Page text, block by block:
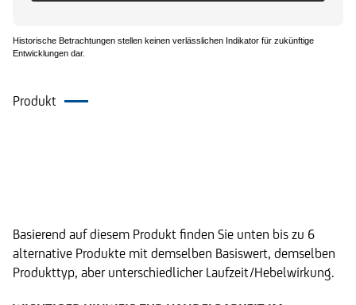
Historische Betrachtungen stellen keinen verlässlichen Indikator für zukünftige
Entwicklungen dar.
Produkt
Basierend auf diesem Produkt finden Sie unten bis zu 6
alternative Produkte mit demselben Basiswert, demselben
Produkttyp, aber unterschiedlicher Laufzeit/Hebelwirkung.